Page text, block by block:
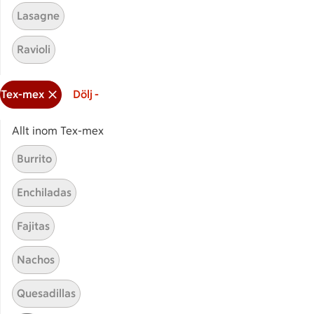
Relaterade kategorier
Senapsbiff
Sidfot
Start
Lasagne
Ravioli
Tex-mex Dölj -
Allt inom Tex-mex
Burrito
Enchiladas
Fajitas
Nachos
Quesadillas